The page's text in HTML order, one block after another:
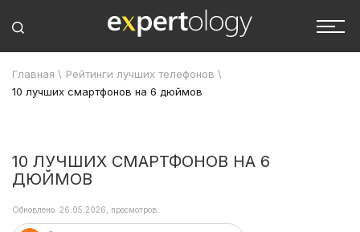
Главная \ Рейтинги лучших телефонов \
10 лучших смартфонов на 6 дюймов
10 ЛУЧШИХ СМАРТФОНОВ НА 6
ДЮЙМОВ
Обновлено: 26.05.2026, просмотров: